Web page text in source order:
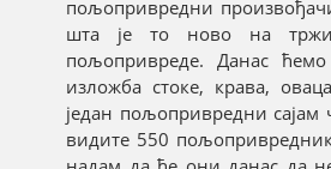
пољопривредни
шта је то ново на
пољопривреде. Данас
изложба стоке, крава,
један пољопривредни сајам
видите 550